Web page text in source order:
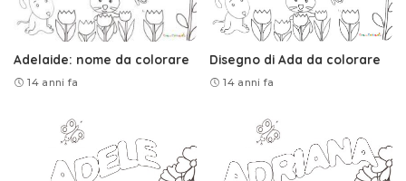
Adelaide: nome da colorare
14 anni fa
Disegno di Ada da colorare
14 anni fa